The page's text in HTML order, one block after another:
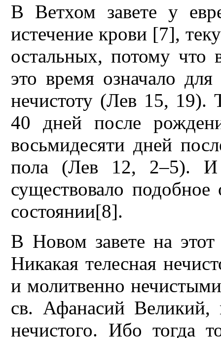
В Ветхом завете у
истечение крови [7],
остальных, потому что
это время означало
нечистоту (Лев 15,
40 дней после
восьмидесяти дней
пола (Лев 12, 2–5). И
существовало
состоянии[8].
В Новом завете на
Никакая телесная
и молитвенно
св. Афанасий
нечистого. Ибо тогда